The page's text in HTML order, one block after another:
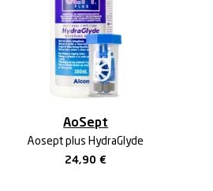
AoSept
Aosept plus HydraGlyde
24,90€